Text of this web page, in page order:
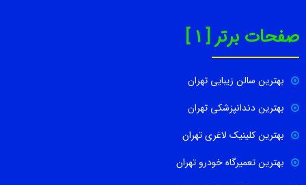
صفحات برتر [ 1 ]
بهترین سالن زیبایی تهران
بهترین دندانپزشکی تهران
بهترین کلینیک لاغری تهران
بهترین تعمیرگاه خودرو تهران